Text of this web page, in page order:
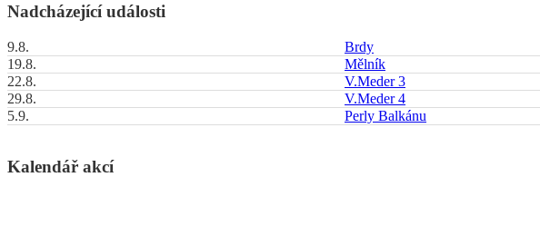
Nadcházející události
9.8.
Brdy
19.8.
Mělník
22.8.
V.Meder 3
29.8.
V.Meder 4
5.9.
Perly Balkánu
Kalendář akcí